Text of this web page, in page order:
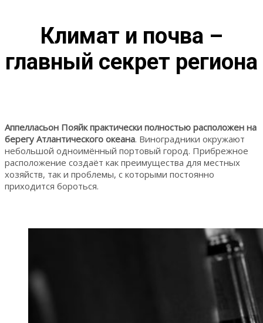
Климат и почва –
главный секрет региона
Аппелласьон Пояйк практически полностью расположен на
берегу Атлантического океана. Виноградники окружают
небольшой одноимённый портовый город. Прибрежное
расположение создаёт как преимущества для местных
хозяйств, так и проблемы, с которыми постоянно
приходится бороться.